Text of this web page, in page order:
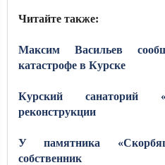
Читайте также:
Максим Васильев
катастрофе в Курске
Курский санаторий
реконструкции
У памятника
собственник